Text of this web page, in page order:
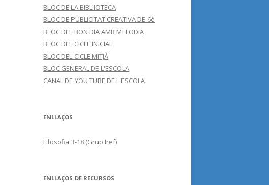
BLOC DE LA BIBLIIOTECA
BLOC DE PUBLICITAT CREATIVA DE 6è
BLOC DEL BON DIA AMB MELODIA
BLOC DEL CICLE INICIAL
BLOC DEL CICLE MITJÀ
BLOC GENERAL DE L'ESCOLA
CANAL DE YOU TUBE DE L'ESCOLA
ENLLAÇOS
Filosofia 3-18 (Grup Iref)
ENLLAÇOS DE RECURSOS